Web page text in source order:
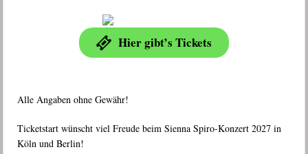
Hier gibt’s Tickets
Alle Angaben ohne Gewähr!
Ticketstart wünscht viel Freude beim Sienna Spiro-Konzert 2027 in
Köln und Berlin!